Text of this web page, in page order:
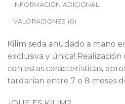
INFORMACIÓN ADICIONAL
VALORACIONES (0)
Kilim seda anudado a mano
exclusiva y única!
con estas características,
tardarían entre 7 o 8 meses